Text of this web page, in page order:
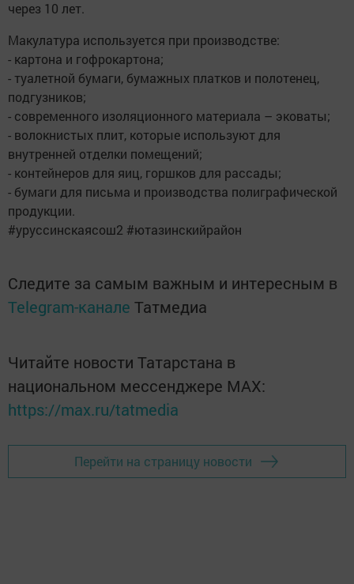
через 10 лет.
Макулатура используется при производстве:
- картона и гофрокартона;
- туалетной бумаги, бумажных платков и полотенец,
подгузников;
- современного изоляционного материала – эковаты;
- волокнистых плит, которые используют для
внутренней отделки помещений;
- контейнеров для яиц, горшков для рассады;
- бумаги для письма и производства полиграфической
продукции.
#уруссинскаясош2 #ютазинскийрайон
Следите за самым важным и интересным в
Telegram-канале Татмедиа
Читайте новости Татарстана в
национальном мессенджере MАХ:
https://max.ru/tatmedia
Перейти на страницу новости